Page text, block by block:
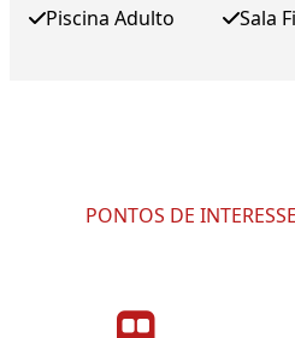
Piscina Adulto Sala
PONTOS DE